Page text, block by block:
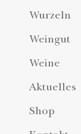
Wurzeln
Weingut
Weine
Aktuelles
Shop